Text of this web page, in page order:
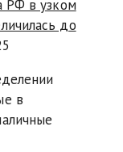
РФ в узком
до
в